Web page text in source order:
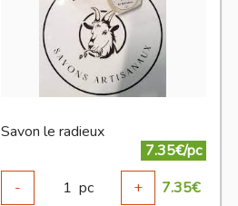
Savon le radieux
7.35€/pc
-
1 pc + 7.35€